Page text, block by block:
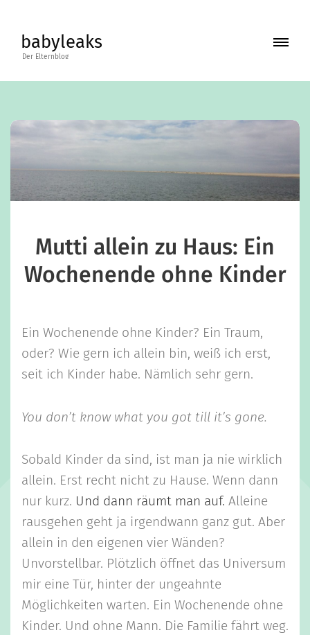
contentbabyleaks
BLOG
Mutti allein zu Haus: Ein
Wochenende ohne Kinder
Ein Wochenende ohne Kinder? Ein Traum,
oder? Wie gern ich allein bin, weiß ich erst,
seit ich Kinder habe. Nämlich sehr gern.
You don’t know what you got till it’s gone.
Sobald Kinder da sind, ist man ja nie wirklich
allein. Erst recht nicht zu Hause. Wenn dann
nur kurz. Und dann räumt man auf. Alleine
rausgehen geht ja irgendwann ganz gut. Aber
allein in den eigenen vier Wänden?
Unvorstellbar. Plötzlich öffnet das Universum
mir eine Tür, hinter der ungeahnte
Möglichkeiten warten. Ein Wochenende ohne
Kinder. Und ohne Mann. Die Familie fährt weg.